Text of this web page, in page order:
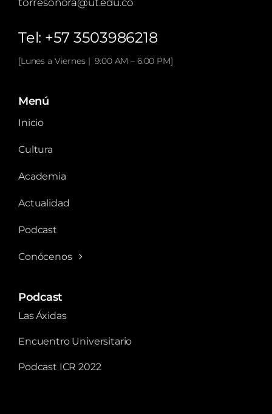
torresonora@ut.edu.co
Tel: +57 3503986218
[Lunes a Viernes | 9:00 AM – 6:00 PM]
Menú
Inicio
Cultura
Academia
Actualidad
Podcast
Conócenos
Podcast
Las Áxidas
Encuentro Universitario
Podcast ICR 2022